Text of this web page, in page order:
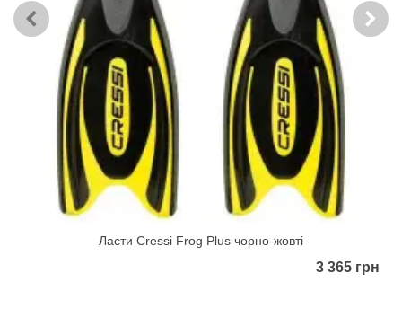
Ласти Cressi Frog Plus чорно-жовті
3 365 грн